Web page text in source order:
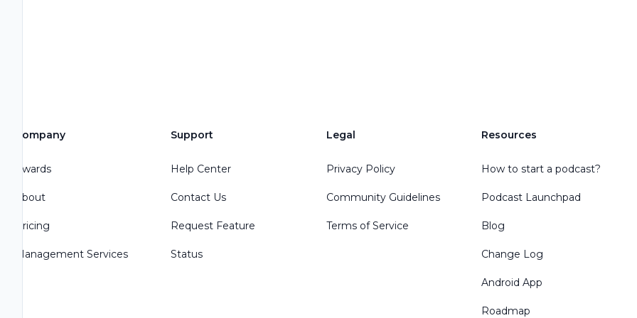
Company
Awards
About
Pricing
Management Services
Support
Help Center
Contact Us
Request Feature
Status
Legal
Privacy Policy
Community Guidelines
Terms of Service
Resources
How to start a podcast?
Podcast Launchpad
Blog
Change Log
Android App
Roadmap